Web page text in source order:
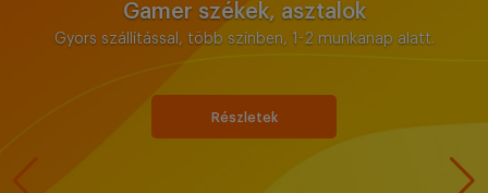
Gamer székek, asztalok
Gyors szállítással, több színben, 1-2 munkanap alatt.
Részletek